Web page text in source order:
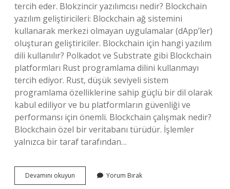
tercih eder. Blokzincir yazılımcısı nedir? Blockchain
yazılım geliştiricileri: Blockchain ağ sistemini
kullanarak merkezi olmayan uygulamalar (dApp’ler)
oluşturan geliştiriciler. Blockchain için hangi yazılım
dili kullanılır? Polkadot ve Substrate gibi Blockchain
platformları Rust programlama dilini kullanmayı
tercih ediyor. Rust, düşük seviyeli sistem
programlama özelliklerine sahip güçlü bir dil olarak
kabul ediliyor ve bu platformların güvenliği ve
performansı için önemli. Blockchain çalışmak nedir?
Blockchain özel bir veritabanı türüdür. İşlemler
yalnızca bir taraf tarafından…
Devamını okuyun Blockchain
Geliştirici
Yorum Bırak